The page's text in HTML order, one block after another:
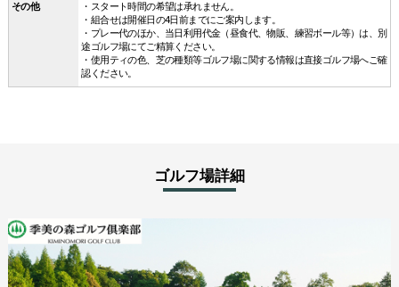
その他
・スタート時間の希望は承れません。
・組合せは開催日の4日前までにご案内します。
・プレー代のほか、当日利用代金（昼食代、物販、練習ボール等）は、別
途ゴルフ場にてご精算ください。
・使用ティの色、芝の種類等ゴルフ場に関する情報は直接ゴルフ場へご確
認ください。
ゴルフ場詳細